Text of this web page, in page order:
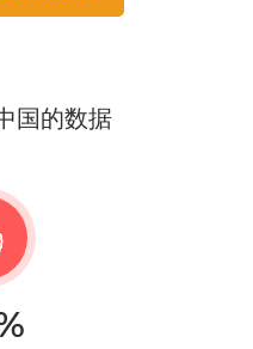
国的数据